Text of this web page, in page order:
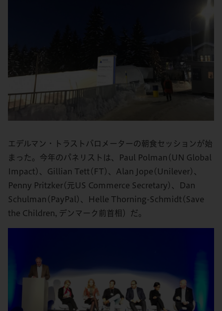
エデルマン・トラストバロメーターの朝食セッションが始
まった。今年のパネリストは、Paul Polman(UN Global
Impact)、Gillian Tett(FT)、Alan Jope(Unilever)、
Penny Pritzker(元US Commerce Secretary)、Dan
Schulman(PayPal)、Helle Thorning-Schmidt(Save
the Children, デンマーク前首相）だ。